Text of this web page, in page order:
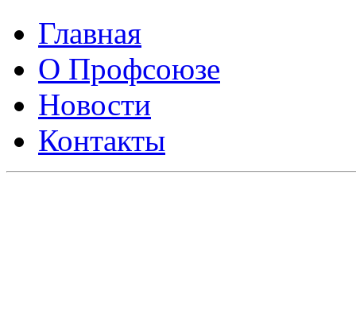
Главная
О Профсоюзе
Новости
Контакты